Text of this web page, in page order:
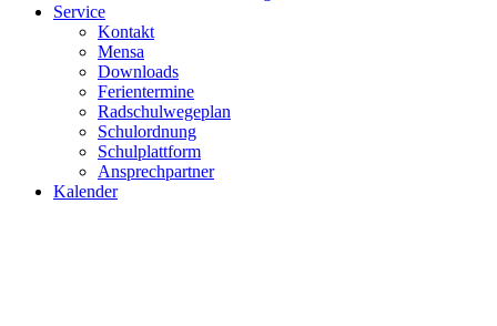
Service
Kontakt
Mensa
Downloads
Ferientermine
Radschulwegeplan
Schulordnung
Schulplattform
Ansprechpartner
Kalender